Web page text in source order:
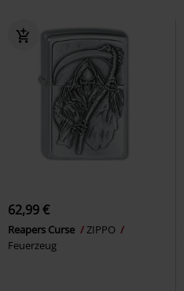
62,99 €
Reapers Curse
ZIPPO
Feuerzeug